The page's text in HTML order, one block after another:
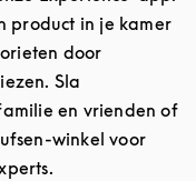
product in je kamer
door
Sla
en vrienden of
winkel voor